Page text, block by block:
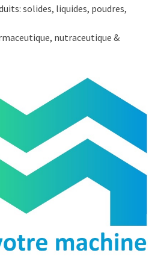
solides, liquides, poudres,
nutraceutique &